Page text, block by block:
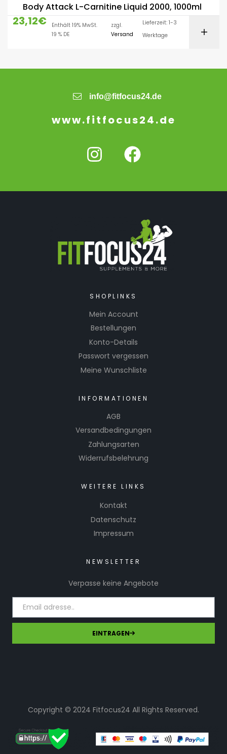
Body Attack L-Carnitine Liquid 2000, 1000ml
23,12€
Enthält 19% MwSt.
19 % DE
zzgl.
Versand
Lieferzeit: 1-3
Werktage
info@fitfocus24.de
www.fitfocus24.de
SHOPLINKS
Mein Account
Bestellungen
Konto-Details
Passwort vergessen
Meine Wunschliste
INFORMATIONEN
AGB
Versandbedingungen
Zahlungsarten
Widerrufsbelehrung
WEITERE LINKS
Kontakt
Datenschutz
Impressum
NEWSLETTER
Verpasse keine Angebote
EINTRAGEN
Copyright © 2024 Fitfocus24 All Rights Reserved.